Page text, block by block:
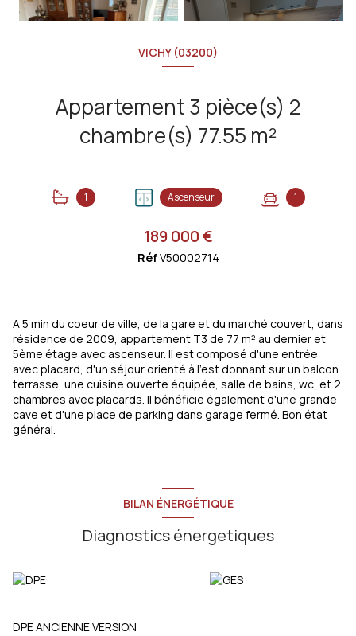
VICHY (03200)
Appartement 3 pièce(s) 2
chambre(s) 77.55 m²
1 Ascenseur 1
189 000 €
RéfV50002714
A 5 min du coeur de ville, de la gare et du marché couvert, dans
résidence de 2009, appartement T3 de 77 m² au dernier et
5ème étage avec ascenseur. Il est composé d'une entrée
avec placard, d'un séjour orienté à l'est donnant sur un balcon
terrasse, une cuisine ouverte équipée, salle de bains, wc, et 2
chambres avec placards. Il bénéficie également d'une grande
cave et d'une place de parking dans garage fermé. Bon état
général.
BILAN ÉNERGÉTIQUE
Diagnostics énergetiques
DPE ANCIENNE VERSION